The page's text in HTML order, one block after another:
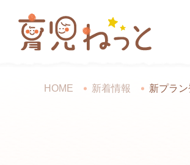
HOME 新着情報 新プラン